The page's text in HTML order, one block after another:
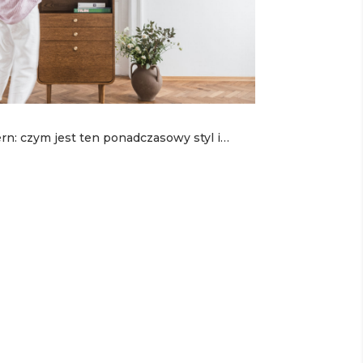
czym jest ten ponadczasowy styl i